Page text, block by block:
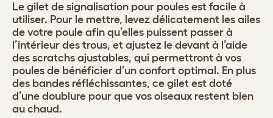
Le gilet de signalisation pour poules est facile à
utiliser. Pour le mettre, levez délicatement les ailes
de votre poule afin qu’elles puissent passer à
l’intérieur des trous, et ajustez le devant à l’aide
des scratchs ajustables, qui permettront à vos
poules de bénéficier d’un confort optimal. En plus
des bandes réfléchissantes, ce gilet est doté
d’une doublure pour que vos oiseaux restent bien
au chaud.